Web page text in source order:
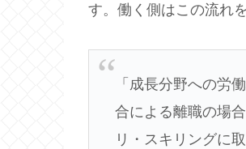
す。働く側はこの流れ
「成長分野への労
合による離職の場
リ・スキリングに